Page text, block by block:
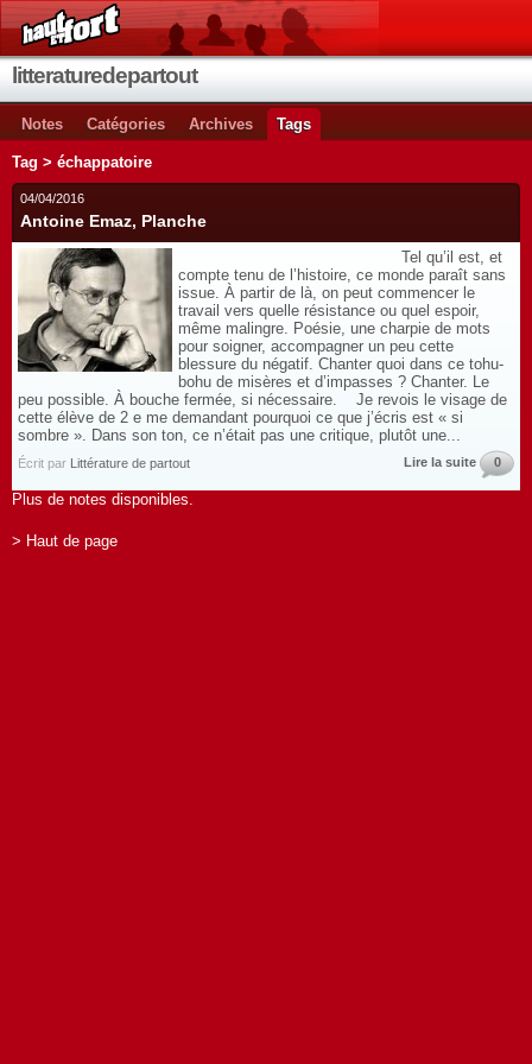
litteraturedepartout
Notes Catégories Archives Tags
Tag > échappatoire
04/04/2016
Antoine Emaz, Planche
Tel qu’il est, et
compte tenu de l’histoire, ce monde paraît sans
issue. À partir de là, on peut commencer le
travail vers quelle résistance ou quel espoir,
même malingre. Poésie, une charpie de mots
pour soigner, accompagner un peu cette
blessure du négatif. Chanter quoi dans ce tohu-
bohu de misères et d’impasses ? Chanter. Le
peu possible. À bouche fermée, si nécessaire. Je revois le visage de
cette élève de 2 e me demandant pourquoi ce que j’écris est « si
sombre ». Dans son ton, ce n’était pas une critique, plutôt une...
Écrit par Littérature de partout Lire la suite 0
Plus de notes disponibles.
> Haut de page